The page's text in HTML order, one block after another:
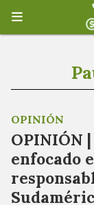
OPINIÓN
enfocado
OPINIÓN